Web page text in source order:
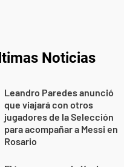
Noticias
Leandro Paredes anunció
que viajará con otros
jugadores de la Selección
para acompañar a Messi en
Rosario